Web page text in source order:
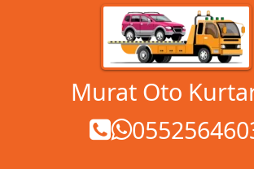
Murat Oto